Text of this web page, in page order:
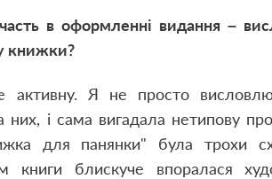
в оформленні видання –
книжки?
Я не просто
них, і сама вигадала нетипову
для панянки" була трохи
книги блискуче впоралася